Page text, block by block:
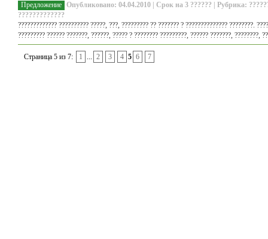
Предложение Опубликовано: 04.04.2010 | Срок на 3 ?????? | Рубрика:
?????????????
????????????? ?????????? ?????, ???, ????????? ?? ??????? ? ?????????????? ????????.
????????? ?????? ???????, ??????, ????? ? ???????? ?????????, ?????? ???????, ????????,
Страница 5 из 7: 1 ... 2 3 4 5 6 7